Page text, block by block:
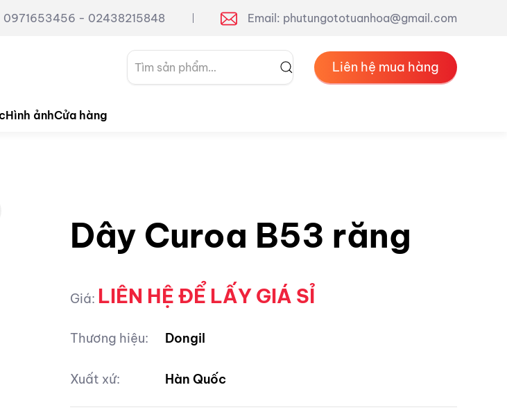
0971653456 - 02438215848 Email: phutungototuanhoa@gmail.com
Tìm
kiếm:
Liên hệ mua hàng
Hình ảnhCửa hàng
Dây Curoa B53 răng
Giá: LIÊN HỆ ĐỂ LẤY GIÁ SỈ
Thương hiệu: Dongil
Xuất xứ: Hàn Quốc